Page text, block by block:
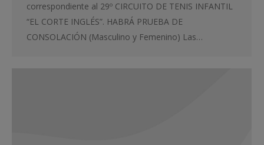
correspondiente al 29º CIRCUITO DE TENIS INFANTIL
“EL CORTE INGLÉS”. HABRÁ PRUEBA DE
CONSOLACIÓN (Masculino y Femenino) Las…